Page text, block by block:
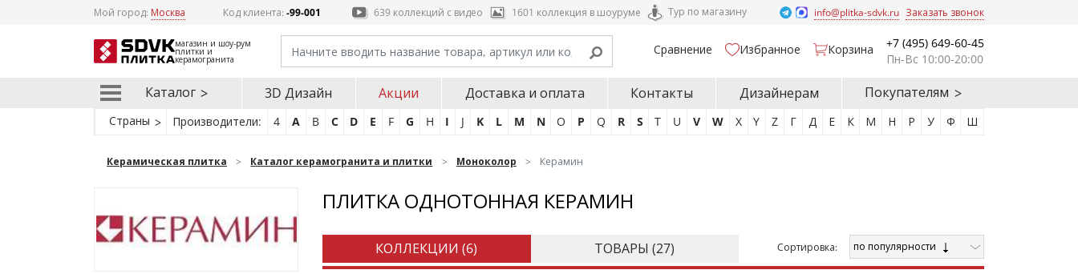
Мой город: Москва Код клиента: -99-001 639 коллекций с видео 1601 коллекция в шоуруме Тур по магазину info@plitka-sdvk.ru Заказать звонок
магазин и шоу-рум
плитки и
керамогранита
Сравнение Избранное Корзина
+7 (495) 649-60-45
Пн-Вс 10:00-20:00
Каталог 3D Дизайн Акции Доставка и оплата Контакты Дизайнерам Покупателям
Страны Производители: 4 A B C D E F G H I J K L M N O P Q R S T U V W X Y Z Г Д Е К М Н Р У Ф Ш
Керамическая плитка Каталог керамогранита и плитки Моноколор Керамин
ПЛИТКА ОДНОТОННАЯ КЕРАМИН
КОЛЛЕКЦИИ (6) ТОВАРЫ (27) Cортировка: по популярности